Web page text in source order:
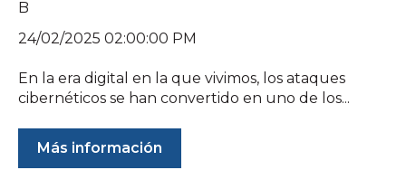
24/02/2025 02:00:00 PM
En la era digital en la que vivimos, los ataques
cibernéticos se han convertido en uno de los...
Más información